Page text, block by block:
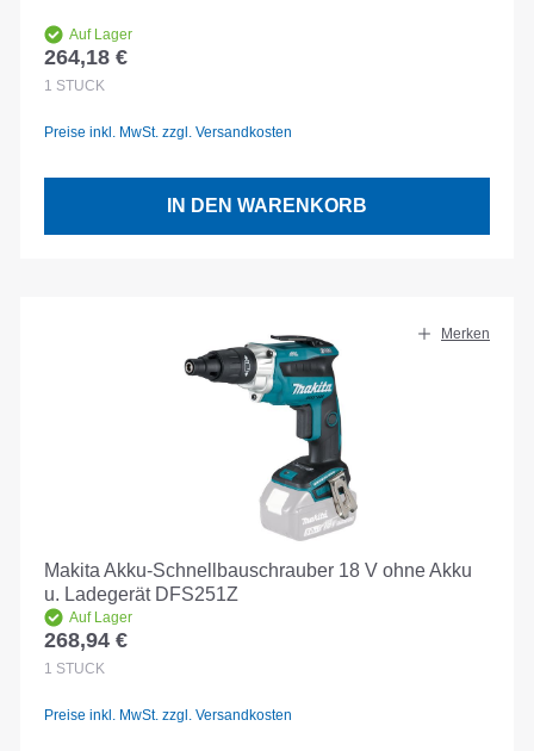
Auf Lager
Regulärer Preis:
264,18 €
1 STÜCK
Preise inkl. MwSt. zzgl. Versandkosten
IN DEN WARENKORB
Merken
Makita Akku-Schnellbauschrauber 18 V ohne Akku
u. Ladegerät DFS251Z
Auf Lager
Regulärer Preis:
268,94 €
1 STÜCK
Preise inkl. MwSt. zzgl. Versandkosten